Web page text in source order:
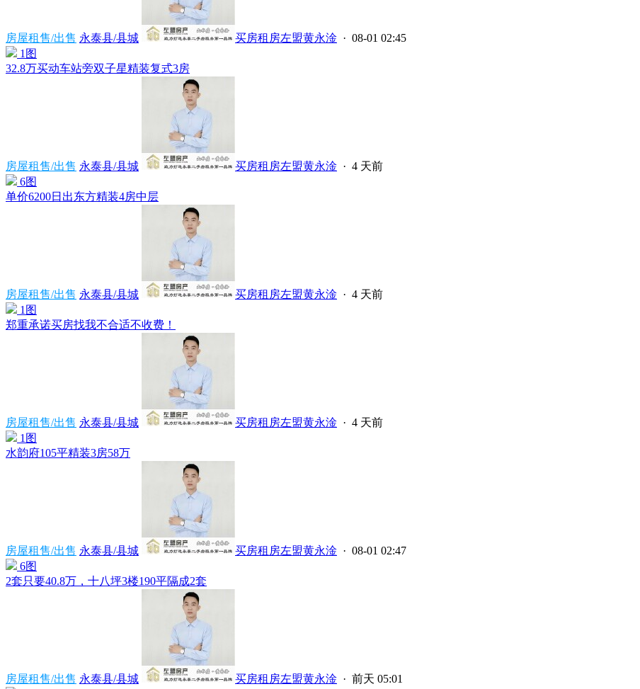
房屋租售/出售 永泰县/县城 买房租房左盟黄永淦 · 08-01 02:45
1图
32.8万买动车站旁双子星精装复式3房
房屋租售/出售 永泰县/县城 买房租房左盟黄永淦 · 4 天前
6图
单价6200日出东方精装4房中层
房屋租售/出售 永泰县/县城 买房租房左盟黄永淦 · 4 天前
1图
郑重承诺买房找我不合适不收费！
房屋租售/出售 永泰县/县城 买房租房左盟黄永淦 · 4 天前
1图
水韵府105平精装3房58万
房屋租售/出售 永泰县/县城 买房租房左盟黄永淦 · 08-01 02:47
6图
2套只要40.8万，十八坪3楼190平隔成2套
房屋租售/出售 永泰县/县城 买房租房左盟黄永淦 · 前天 05:01